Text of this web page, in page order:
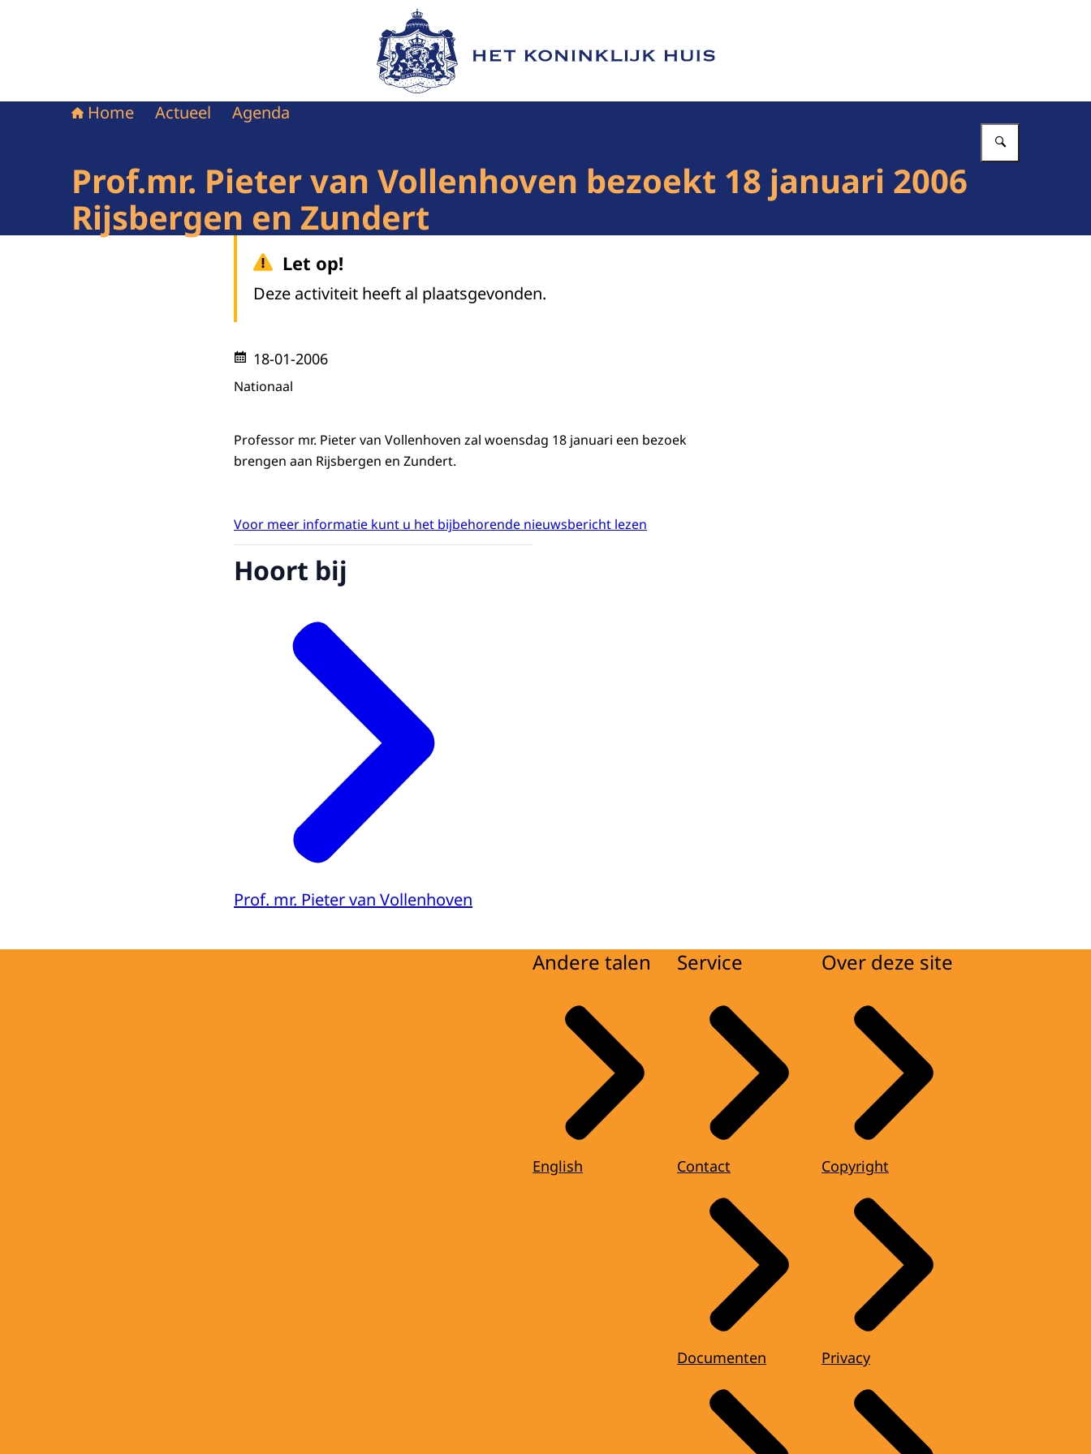
Naar de homepage van Het Koninklijk Huis
Home Actueel Agenda
Prof.mr. Pieter van Vollenhoven bezoekt 18 januari 2006
Rijsbergen en Zundert
Let op!
Deze activiteit heeft al plaatsgevonden.
18-01-2006
Nationaal
Professor mr. Pieter van Vollenhoven zal woensdag 18 januari een bezoek
brengen aan Rijsbergen en Zundert.
Voor meer informatie kunt u het bijbehorende nieuwsbericht lezen
Hoort bij
Prof. mr. Pieter van Vollenhoven
Andere talen
English
Service
Contact
Documenten
Over deze site
Copyright
Privacy